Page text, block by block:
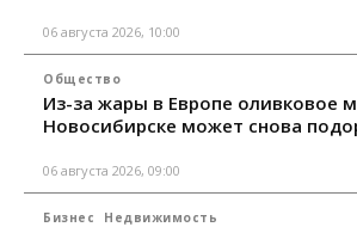
06 августа 2026, 10:00
Общество
Из-за жары в Европе оливковое
Новосибирске может снова
06 августа 2026, 09:00
Бизнес Недвижимость